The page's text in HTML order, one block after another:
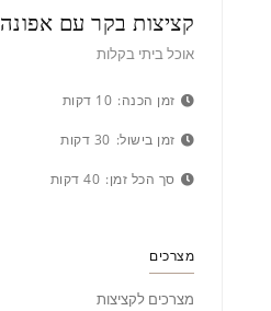
קציצות בקר עם אפונה
אוכל ביתי בקלות
זמן הכנה: 10 דקות
זמן בישול: 30 דקות
סך הכל זמן: 40 דקות
מצרכים
מצרכים לקציצות